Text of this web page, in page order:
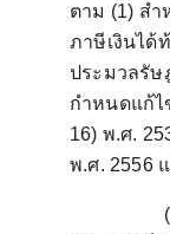
ตาม (1) สำ
ภาษีเงินได้
ประมวลรัษ
กำหนดแก้ไ
16) พ.ศ.
พ.ศ. 2556